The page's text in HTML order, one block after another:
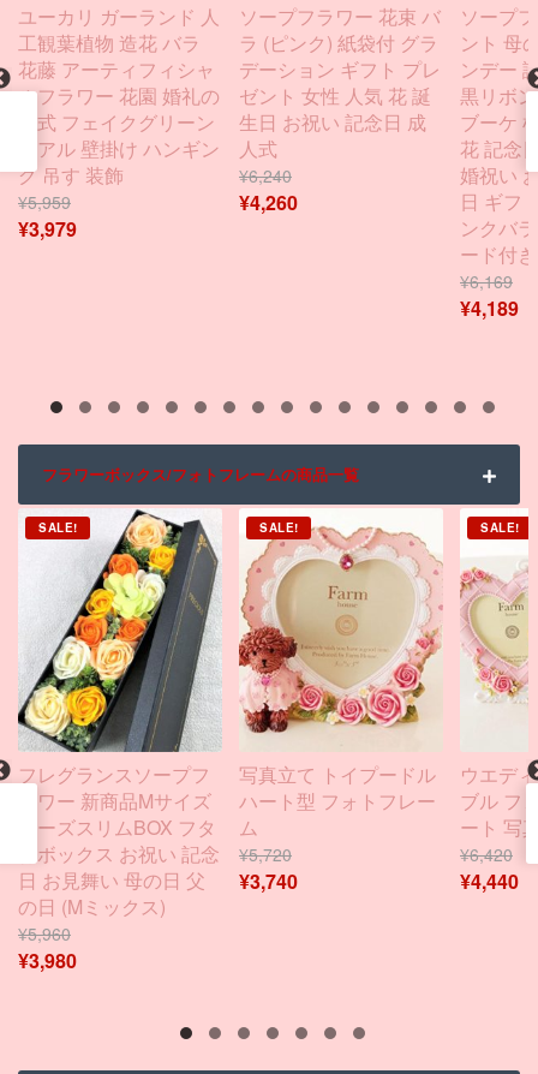
ユーカリ ガーランド 人
工観葉植物 造花 バラ
花藤 アーティフィシャ
ルフラワー 花園 婚礼の
儀式 フェイクグリーン
リアル 壁掛け ハンギン
グ 吊す 装飾
¥5,959
¥3,979
ソープフラワー 花束 バ
ラ (ピンク) 紙袋付 グラ
デーション ギフト プレ
ゼント 女性 人気 花 誕
生日 お祝い 記念日 成
人式
¥6,240
¥4,260
ソープ
ント 母
ンデー
黒リボ
ブーケ
花 記念
婚祝い
日 ギフ
ンクバ
ード付き
¥6,169
¥4,189
フラワーボックス/フォトフレームの商品一覧
SALE!
フレグランスソープフ
ラワー 新商品Mサイズ
ローズスリムBOX フタ
付ボックス お祝い 記念
日 お見舞い 母の日 父
の日 (Mミックス)
¥5,960
¥3,980
SALE!
写真立て トイプードル
ハート型 フォトフレー
ム
¥5,720
¥3,740
SALE!
ウエデ
ブル フ
ート 写
¥6,420
¥4,440